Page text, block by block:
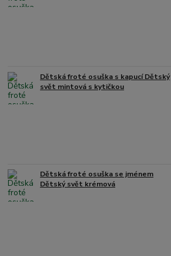
Dětská froté osuška s kapucí Dětský
svět mintová s kytičkou
Dětská froté osuška se jménem
Dětský svět krémová